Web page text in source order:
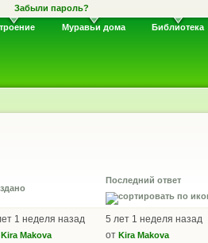
Забыли пароль?
Муравьи дома Библиотека
Последний ответ
1 неделя назад
Kira Makova
5 лет 1 неделя назад
от Kira Makova